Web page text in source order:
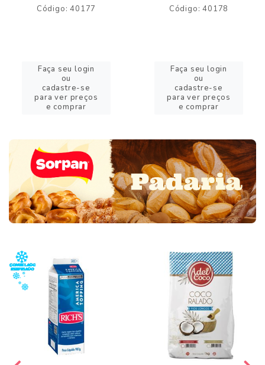
Código: 40177
Faça seu login
ou
cadastre-se
para ver preços
e comprar
Código: 40178
Faça seu login
ou
cadastre-se
para ver preços
e comprar